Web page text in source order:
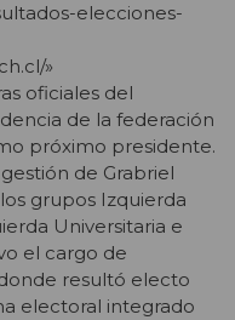
elecciones-
»
oficiales del
de la federación
próximo presidente.
de Grabriel
grupos Izquierda
Universitaria e
el cargo de
resultó electo
electoral integrado